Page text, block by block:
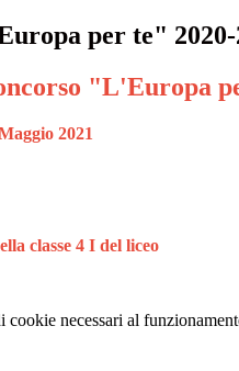
per te" 2020-
"L'Europa
2021
classe 4 I del liceo
necessari al